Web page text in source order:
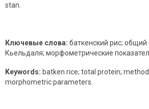
stan​.
Ключевые слова: баткенский рис;
Кьельдаля; морфометрические
Keywords: ​ batken rice; total protein;
morphometric parameters.